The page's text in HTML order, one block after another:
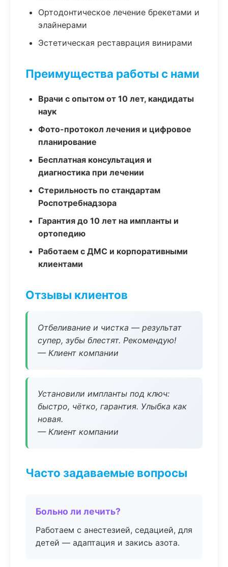
Ортодонтическое лечение брекетами и
элайнерами
Эстетическая реставрация винирами
Преимущества работы с нами
Врачи с опытом от 10 лет, кандидаты
наук
Фото-протокол лечения и цифровое
планирование
Бесплатная консультация и
диагностика при лечении
Стерильность по стандартам
Роспотребнадзора
Гарантия до 10 лет на импланты и
ортопедию
Работаем с ДМС и корпоративными
клиентами
Отзывы клиентов
Отбеливание и чистка — результат
супер, зубы блестят. Рекомендую!
— Клиент компании
Установили импланты под ключ:
быстро, чётко, гарантия. Улыбка как
новая.
— Клиент компании
Часто задаваемые вопросы
Больно ли лечить?
Работаем с анестезией, седацией, для
детей — адаптация и закись азота.